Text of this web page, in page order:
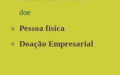
doe
Pessoa física
Doação Empresarial